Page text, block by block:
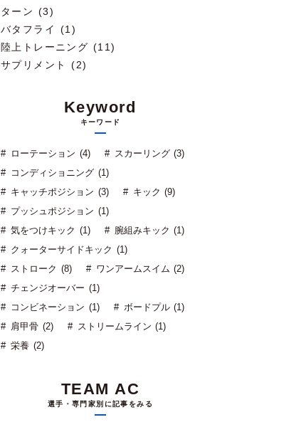
ターン (3)
バタフライ (1)
陸上トレーニング (11)
サプリメント (2)
Keyword
キーワード
ローテーション (4)
スカーリング (3)
コンディショニング (1)
キャッチポジション (3)
キック (9)
プッシュポジション (1)
気をつけキック (1)
腕組みキック (1)
クォーターサイドキック (1)
ストローク (8)
ワンアームスイム (2)
チェンジオーバー (1)
コンビネーション (1)
ボードプル (1)
肩甲骨 (2)
ストリームライン (1)
栄養 (2)
TEAM AC
選手・専門家別に記事をみる